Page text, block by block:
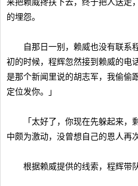
来把赖威搀扶下去，终于把人送走
的埋怨。
自那日一别，赖威也没有联系程
初的时候，程辉忽然接到赖威的电
是那个新闻里说的胡志军，我偷偷
定位发你。」
「太好了，你现在先躲起来，
中颇为激动，没曾想自己的恩人再
根据赖威提供的线索，程辉带队